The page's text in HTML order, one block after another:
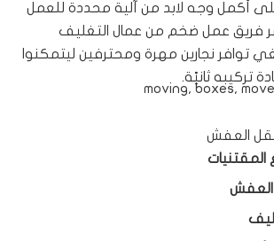
أكمل وجه لابد من آلية محددة للعمل
فريق عمل ضخم من عمال التغليف
توافر نجارين مهرة ومحترفين ليتمكنوا
تركيبه ثانيًة.
العفش